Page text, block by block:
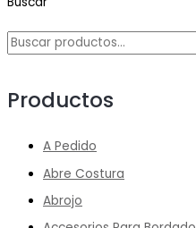
Productos
A Pedido
Abre Costura
Abrojo